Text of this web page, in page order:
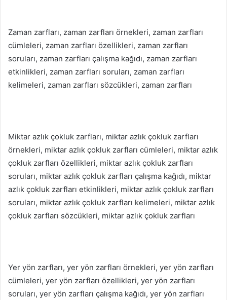
Zaman zarfları, zaman zarfları örnekleri, zaman zarfları
cümleleri, zaman zarfları özellikleri, zaman zarfları
soruları, zaman zarfları çalışma kağıdı, zaman zarfları
etkinlikleri, zaman zarfları soruları, zaman zarfları
kelimeleri, zaman zarfları sözcükleri, zaman zarfları
Miktar azlık çokluk zarfları, miktar azlık çokluk zarfları
örnekleri, miktar azlık çokluk zarfları cümleleri, miktar azlık
çokluk zarfları özellikleri, miktar azlık çokluk zarfları
soruları, miktar azlık çokluk zarfları çalışma kağıdı, miktar
azlık çokluk zarfları etkinlikleri, miktar azlık çokluk zarfları
soruları, miktar azlık çokluk zarfları kelimeleri, miktar azlık
çokluk zarfları sözcükleri, miktar azlık çokluk zarfları
Yer yön zarfları, yer yön zarfları örnekleri, yer yön zarfları
cümleleri, yer yön zarfları özellikleri, yer yön zarfları
soruları, yer yön zarfları çalışma kağıdı, yer yön zarfları